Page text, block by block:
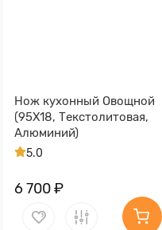
Нож кухонный Овощной
(95Х18, Текстолитовая,
Алюминий)
5.0
6 700 ₽